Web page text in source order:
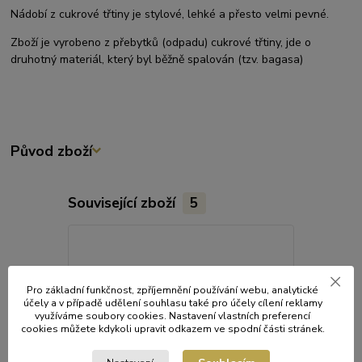
Nádobí z cukrové třtiny je stylové, lehké a přesto velmi pevné.
Zboží je vyrobeno z přebytků (odpadu) cukrové třtiny, jde o
druhotný materiál, který byl běžně spalován (tzv. bagasa)
Původ zboží
Související zboží 5
Pro základní funkčnost, zpříjemnění používání webu, analytické
účely a v případě udělení souhlasu také pro účely cílení reklamy
využíváme soubory cookies. Nastavení vlastních preferencí
cookies můžete kdykoli upravit odkazem ve spodní části stránek.